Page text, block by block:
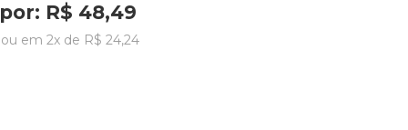
por: R$ 48,49
ou em 2x de R$ 24,24